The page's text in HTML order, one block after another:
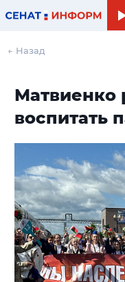
← Назад
Матвиенко
воспитать